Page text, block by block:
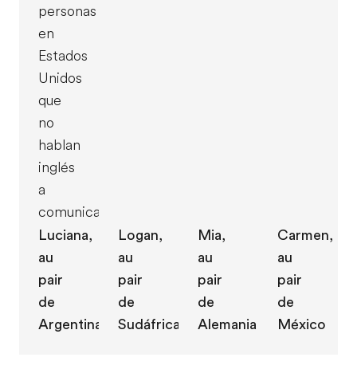
personas
en
Estados
Unidos
que
no
hablan
inglés
a
comunicarse!
Luciana,
au
pair
de
Argentina
Logan,
au
pair
de
Sudáfrica
Mia,
au
pair
de
Alemania
Carmen,
au
pair
de
México